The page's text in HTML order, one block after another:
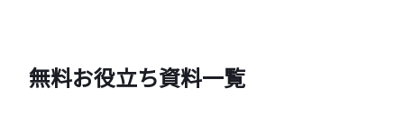
無料お役立ち資料一覧